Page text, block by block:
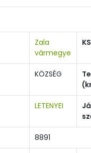
Zala
vármegye
KÖZSÉG
LETENYEI
8891